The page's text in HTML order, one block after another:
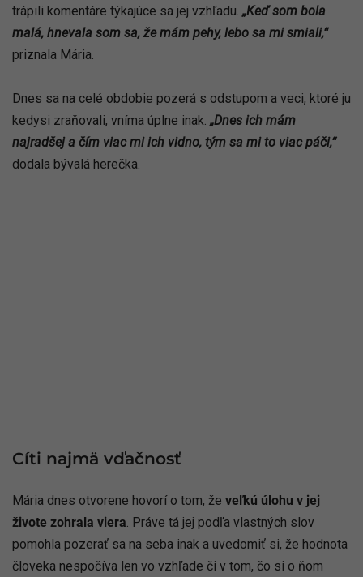
trápili komentáre týkajúce sa jej vzhľadu. „Keď som bola
malá, hnevala som sa, že mám pehy, lebo sa mi smiali,“
priznala Mária.
Dnes sa na celé obdobie pozerá s odstupom a veci, ktoré ju
kedysi zraňovali, vníma úplne inak. „Dnes ich mám
najradšej a čím viac mi ich vidno, tým sa mi to viac páči,“
dodala bývalá herečka.
Cíti najmä vďačnosť
Mária dnes otvorene hovorí o tom, že veľkú úlohu v jej
živote zohrala viera . Práve tá jej podľa vlastných slov
pomohla pozerať sa na seba inak a uvedomiť si, že hodnota
človeka nespočíva len vo vzhľade či v tom, čo si o ňom